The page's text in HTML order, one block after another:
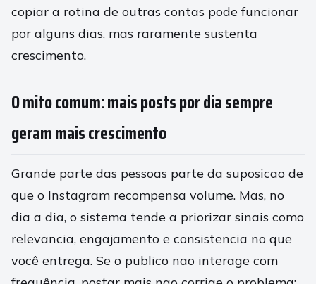
copiar a rotina de outras contas pode funcionar
por alguns dias, mas raramente sustenta
crescimento.
O mito comum: mais posts por dia sempre
geram mais crescimento
Grande parte das pessoas parte da suposicao de
que o Instagram recompensa volume. Mas, no
dia a dia, o sistema tende a priorizar sinais como
relevancia, engajamento e consistencia no que
você entrega. Se o publico nao interage com